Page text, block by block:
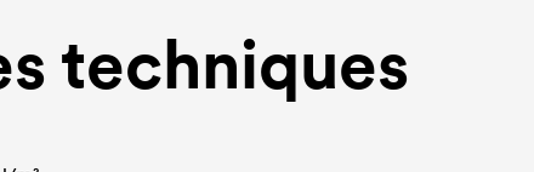
techniques